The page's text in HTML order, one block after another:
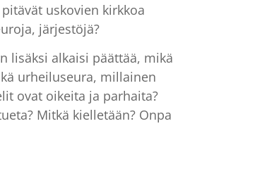
uskovien kirkkoa
järjestöjä?
lisäksi alkaisi päättää, mikä
urheiluseura, millainen
ovat oikeita ja parhaita?
Mitkä kielletään? Onpa